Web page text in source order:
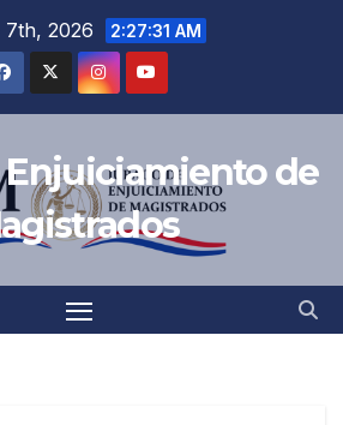
7th, 2026 2:27:32 AM
Enjuiciamiento de